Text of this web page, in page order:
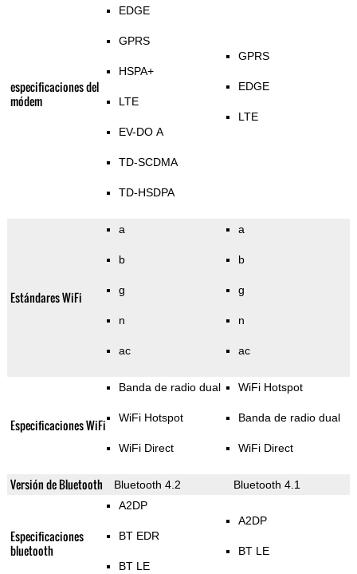
especificaciones del
módem
EDGE
GPRS
HSPA+
LTE
EV-DO A
TD-SCDMA
TD-HSDPA
GPRS
EDGE
LTE
Estándares WiFi
a
b
g
n
ac
a
b
g
n
ac
Especificaciones WiFi
Banda de radio dual
WiFi Hotspot
WiFi Direct
WiFi Hotspot
Banda de radio dual
WiFi Direct
Versión de Bluetooth Bluetooth 4.2 Bluetooth 4.1
Especificaciones
bluetooth
A2DP
BT EDR
BT LE
A2DP
BT LE